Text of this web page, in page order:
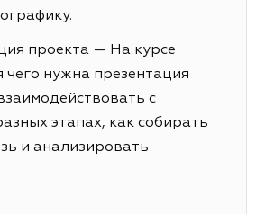
проекта — На курсе
чего нужна презентация
с
этапах, как собирать
и анализировать